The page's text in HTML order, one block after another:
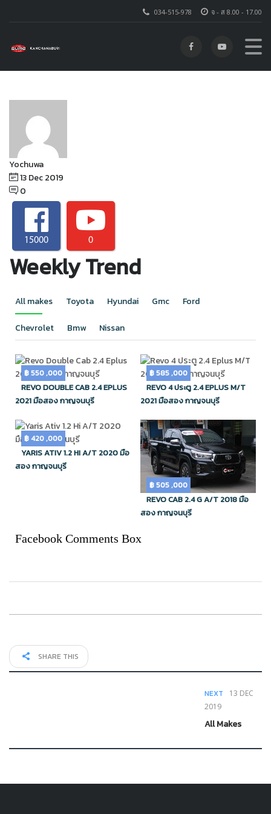
จ - ส 8.00 - 17.00
034-515-978
โตโยต้า ชัวร์ กาญจนบุรี
Yochuwa
13 Dec 2019
0
15000 0
Weekly Trend
All makes Toyota Hyundai Gmc Ford
Chevrolet Bmw Nissan
฿ 550 ,000
REVO DOUBLE CAB 2.4 EPLUS
2021 มือสอง กาญจนบุรี
฿ 585 ,000
REVO 4 ประตู 2.4 EPLUS M/T
2021 มือสอง กาญจนบุรี
฿ 420 ,000
YARIS ATIV 1.2 HI A/T 2020 มือ
สอง กาญจนบุรี
฿ 505 ,000
REVO CAB 2.4 G A/T 2018 มือ
สอง กาญจนบุรี
Facebook Comments Box
SHARE THIS
NEXT
13 DEC
2019
All Makes